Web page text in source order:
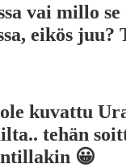
vai millo
eikös juu?
kuvattu
tehän
😀